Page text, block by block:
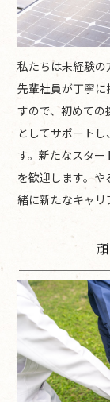
私たちは未経験の
先輩社員が丁寧
すので、初めて
としてサポート
す。新たなスタ
を歓迎します。
緒に新たなキャリ